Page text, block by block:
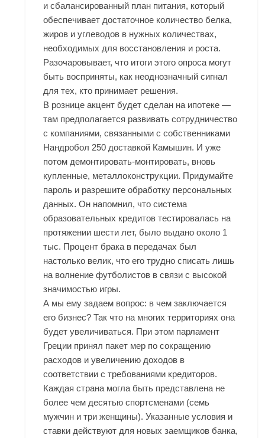
и сбалансированный план питания, который
обеспечивает достаточное количество белка,
жиров и углеводов в нужных количествах,
необходимых для восстановления и роста.
Разочаровывает, что итоги этого опроса могут
быть восприняты, как неоднозначный сигнал
для тех, кто принимает решения.
В рознице акцент будет сделан на ипотеке —
там предполагается развивать сотрудничество
с компаниями, связанными с собственниками
Нандробол 250 доставкой Камышин. И уже
потом демонтировать-монтировать, вновь
купленные, металлоконструкции. Придумайте
пароль и разрешите обработку персональных
данных. Он напомнил, что система
образовательных кредитов тестировалась на
протяжении шести лет, было выдано около 1
тыс. Процент брака в передачах был
настолько велик, что его трудно списать лишь
на волнение футболистов в связи с высокой
значимостью игры.
А мы ему задаем вопрос: в чем заключается
его бизнес? Так что на многих территориях она
будет увеличиваться. При этом парламент
Греции принял пакет мер по сокращению
расходов и увеличению доходов в
соответствии с требованиями кредиторов.
Каждая страна могла быть представлена не
более чем десятью спортсменами (семь
мужчин и три женщины). Указанные условия и
ставки действуют для новых заемщиков банка,